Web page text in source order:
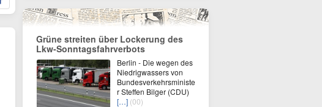
Grüne streiten über Lockerung des
Lkw-Sonntagsfahrverbots
Berlin - Die wegen des
Niedrigwassers von
Bundesverkehrsministe
r Steffen Bilger (CDU)
[…] (00)